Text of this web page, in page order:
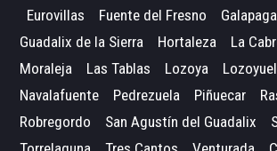
Eurovillas
Fuente del Fresno
Guadalix de la Sierra
Hortaleza La
Moraleja
Las Tablas Lozoya
Navalafuente
Pedrezuela Piñuecar
Robregordo
San Agustín del Guadalix